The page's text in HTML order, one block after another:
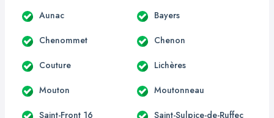
Aunac Bayers
Chenommet Chenon
Couture Lichères
Mouton Moutonneau
Saint-Front 16 Saint-Sulpice-de-Ruffec